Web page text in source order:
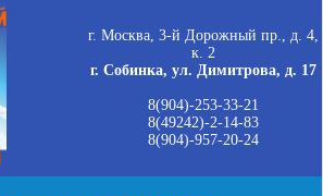
г. Москва, 3-й Дорожный пр., д. 4,
к. 2
г. Собинка, ул. Димитрова, д. 17
8(904)-253-33-21
8(49242)-2-14-83
8(904)-957-20-24